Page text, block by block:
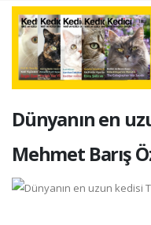
Dünyanın en
Mehmet Barış